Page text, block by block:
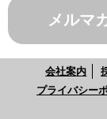
メルマ
会社案内
プライバシー